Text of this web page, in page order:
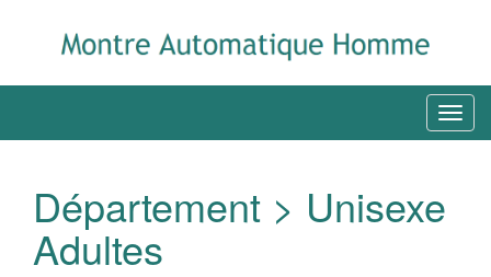
Département > Unisexe
Adultes